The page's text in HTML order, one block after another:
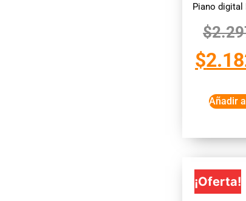
Piano digital
$
$
Añadir
¡Oferta!